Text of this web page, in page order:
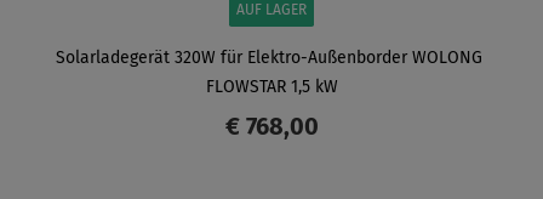
AUF LAGER
Solarladegerät 320W für Elektro-Außenborder WOLONG ​
FLOWSTAR 1,5 kW
€ 768,00